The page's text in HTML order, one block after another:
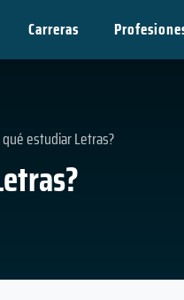
Carreras
estudiar Letras?